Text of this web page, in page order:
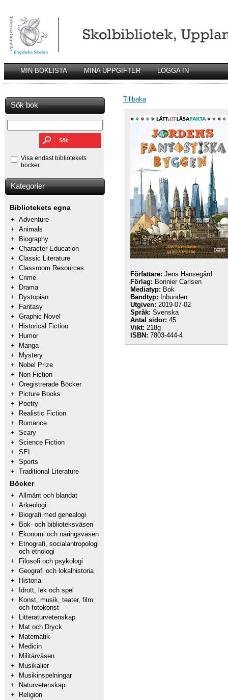
MIN BOKLISTA MINA UPPGIFTER LOGGA IN
Sök bok
Visa endast bibliotekets
böcker
Kategorier
Bibliotekets egna
+ Adventure
+ Animals
+
Biography
+ Character Education
+ Classic Literature
+ Classroom Resources
+ Crime
+
Drama
+
Dystopian
+
Fantasy
+ Graphic Novel
+
Historical Fiction
+
Humor
+
Manga
+
Mystery
+
Nobel Prize
+
Non Fiction
+ Oregistrerade Böcker
+
Picture Books
+
Poetry
+
Realistic Fiction
+
Romance
+ Scary
+ Science Fiction
+ SEL
+ Sports
+ Traditional Literature
Böcker
+ Allmänt och blandat
+ Arkeologi
+
Biografi med genealogi
+
Bok- och biblioteksväsen
+
Ekonomi och näringsväsen
+
Etnografi, socialantropologi
och etnologi
+
Filosofi och psykologi
+ Geografi och lokalhistoria
+
Historia
+
Idrott, lek och spel
+
Konst, musik, teater, film
och fotokonst
+
Litteraturvetenskap
+
Mat och Dryck
+
Matematik
+
Medicin
+
Militärväsen
+
Musikalier
+
Musikinspelningar
+
Naturvetenskap
+
Religion
Tillbaka
Författare: Jens Hansegård
Förlag: Bonnier Carlsen
Mediatyp: Bok
Bandtyp: Inbunden
Utgiven: 2019-07-02
Språk: Svenska
Antal sidor: 45
Vikt: 218g
ISBN: 7803-444-4